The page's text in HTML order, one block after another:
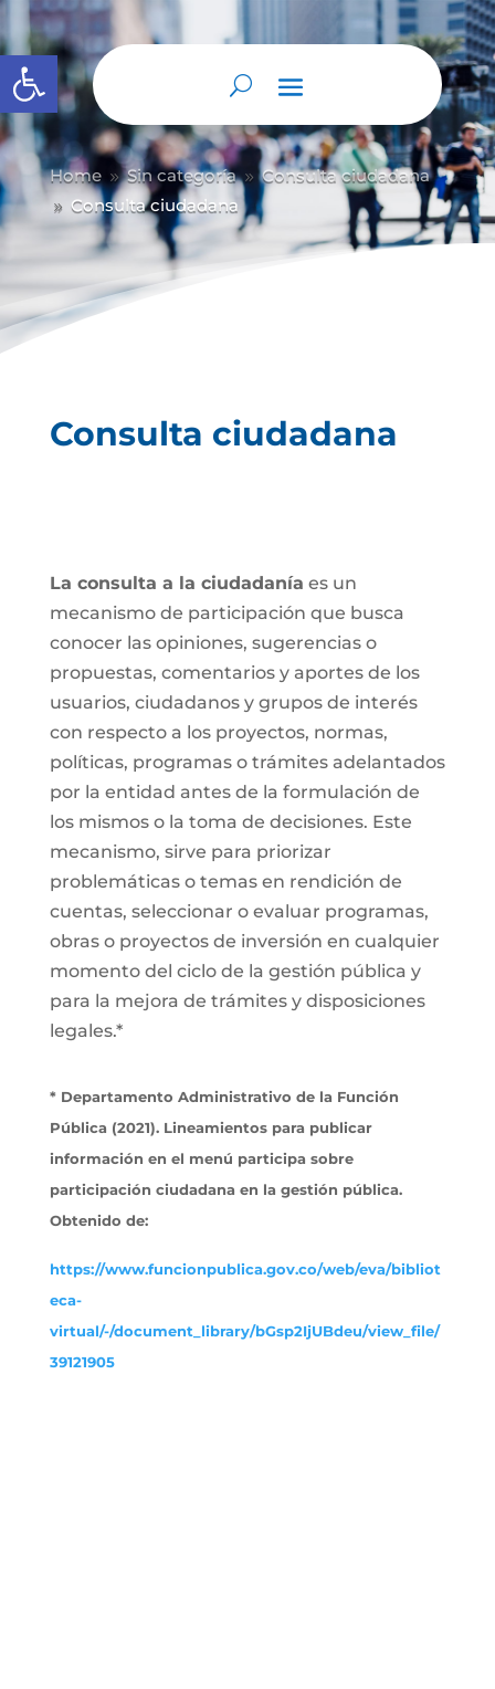
Abrir barra de herramientas
Home 9 Sin categoría 9 Consulta ciudadana
9 Consulta ciudadana
Consulta ciudadana
La consulta a la ciudadanía es un
mecanismo de participación que busca
conocer las opiniones, sugerencias o
propuestas, comentarios y aportes de los
usuarios, ciudadanos y grupos de interés
con respecto a los proyectos, normas,
políticas, programas o trámites adelantados
por la entidad antes de la formulación de
los mismos o la toma de decisiones. Este
mecanismo, sirve para priorizar
problemáticas o temas en rendición de
cuentas, seleccionar o evaluar programas,
obras o proyectos de inversión en cualquier
momento del ciclo de la gestión pública y
para la mejora de trámites y disposiciones
legales.*
* Departamento Administrativo de la Función
Pública (2021). Lineamientos para publicar
información en el menú participa sobre
participación ciudadana en la gestión pública.
Obtenido de:
https://www.funcionpublica.gov.co/web/eva/bibliot
eca-
virtual/-/document_library/bGsp2IjUBdeu/view_file/
39121905